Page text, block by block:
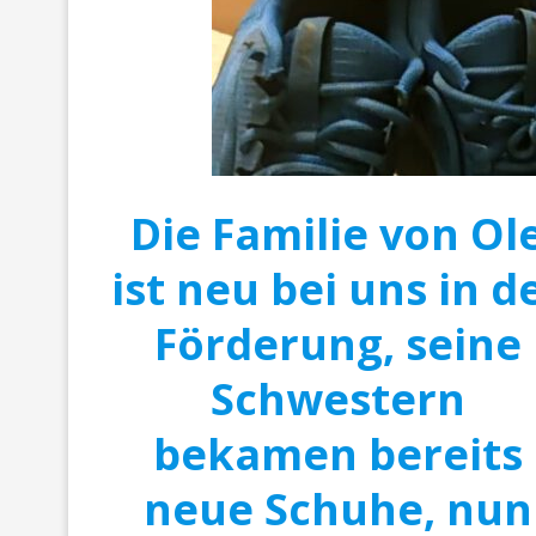
Die Familie von
ist neu bei uns in
Förderung, seine
Schwestern
bekamen bereits
neue Schuhe, nun